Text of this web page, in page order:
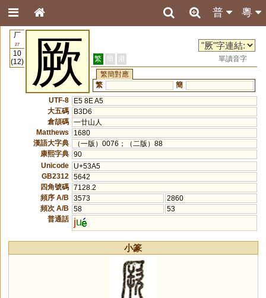
粵
普
厂
27
10
(12)
厥 繁 簡 港
單讀音字
繁簡對應
繁
簡
UTF-8
E5 8E A5
大五碼
B3D6
倉頡碼 一廿山人
Matthews
1680
漢語大字典
（一版）0076；（二版）88
康熙字典 90
Unicode
U+53A5
GB2312
5642
四角號碼 7128.2
頻序 A/B
3573
2860
頻次 A/B
58
53
普通話
ju
小篆